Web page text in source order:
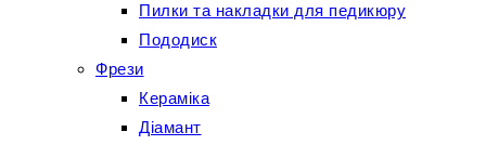
Пилки та накладки для педикюру
Пододиск
Фрези
Кераміка
Діамант